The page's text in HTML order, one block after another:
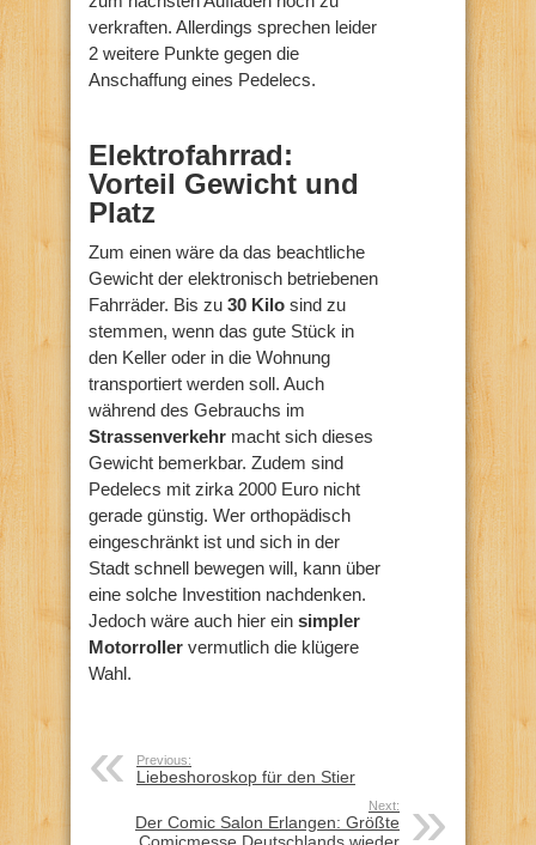
verkraften. Allerdings sprechen leider
2 weitere Punkte gegen die
Anschaffung eines Pedelecs.
Elektrofahrrad:
Vorteil Gewicht und
Platz
Zum einen wäre da das beachtliche
Gewicht der elektronisch betriebenen
Fahrräder. Bis zu 30 Kilo sind zu
stemmen, wenn das gute Stück in
den Keller oder in die Wohnung
transportiert werden soll. Auch
während des Gebrauchs im
Strassenverkehr macht sich dieses
Gewicht bemerkbar. Zudem sind
Pedelecs mit zirka 2000 Euro nicht
gerade günstig. Wer orthopädisch
eingeschränkt ist und sich in der
Stadt schnell bewegen will, kann über
eine solche Investition nachdenken.
Jedoch wäre auch hier ein simpler
Motorroller vermutlich die klügere
Wahl.
Previous:
Liebeshoroskop für den Stier
Next:
Der Comic Salon Erlangen: Größte
Comicmesse Deutschlands wieder